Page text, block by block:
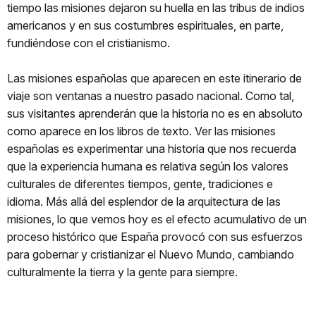
tiempo las misiones dejaron su huella en las tribus de indios
americanos y en sus costumbres espirituales, en parte,
fundiéndose con el cristianismo.
Las misiones españolas que aparecen en este itinerario de
viaje son ventanas a nuestro pasado nacional. Como tal,
sus visitantes aprenderán que la historia no es en absoluto
como aparece en los libros de texto. Ver las misiones
españolas es experimentar una historia que nos recuerda
que la experiencia humana es relativa según los valores
culturales de diferentes tiempos, gente, tradiciones e
idioma. Más allá del esplendor de la arquitectura de las
misiones, lo que vemos hoy es el efecto acumulativo de un
proceso histórico que España provocó con sus esfuerzos
para gobernar y cristianizar el Nuevo Mundo, cambiando
culturalmente la tierra y la gente para siempre.